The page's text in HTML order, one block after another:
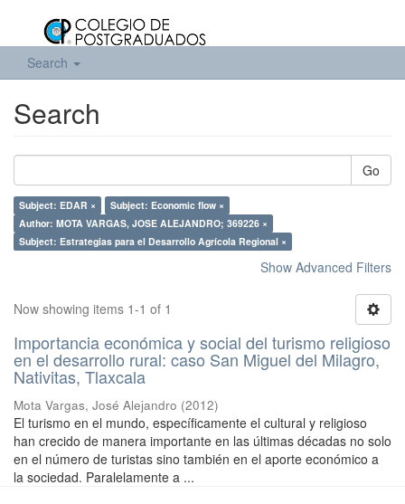
Search
Search
Go
Subject: EDAR ×
Subject: Economic flow ×
Author: MOTA VARGAS, JOSE ALEJANDRO; 369226 ×
Subject: Estrategias para el Desarrollo Agrícola Regional ×
Show Advanced Filters
Now showing items 1-1 of 1
Importancia económica y social del turismo religioso
en el desarrollo rural: caso San Miguel del Milagro,
Nativitas, Tlaxcala
Mota Vargas, José Alejandro (2012)
El turismo en el mundo, específicamente el cultural y religioso
han crecido de manera importante en las últimas décadas no solo
en el número de turistas sino también en el aporte económico a
la sociedad. Paralelamente a ...